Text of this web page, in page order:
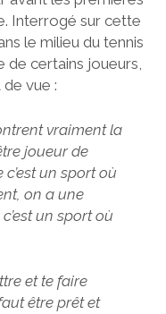
Interrogé sur cette
le milieu du tennis
de certains joueurs,
vue :
vraiment la
joueur de
un sport où
on a une
un sport où
et te faire
être prêt et